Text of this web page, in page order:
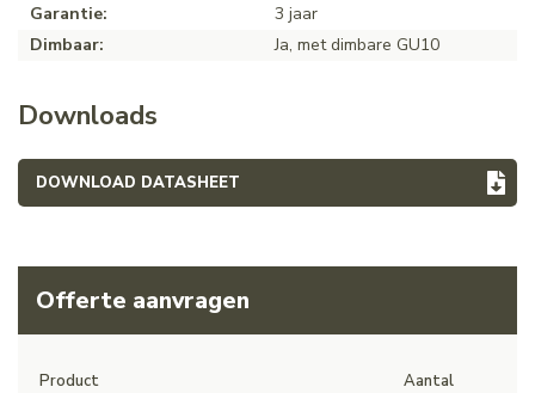
Garantie:
3 jaar
Dimbaar:
Ja, met dimbare GU10
Downloads
DOWNLOAD DATASHEET
Offerte aanvragen
Product Aantal